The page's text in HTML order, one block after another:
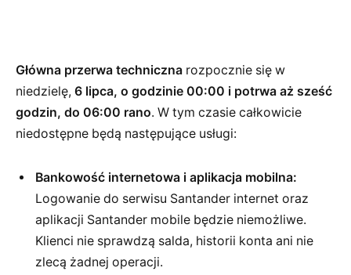
Główna przerwa techniczna rozpocznie się w
niedzielę, 6 lipca, o godzinie 00:00 i potrwa aż sześć
godzin, do 06:00 rano. W tym czasie całkowicie
niedostępne będą następujące usługi:
Bankowość internetowa i aplikacja mobilna:
Logowanie do serwisu Santander internet oraz
aplikacji Santander mobile będzie niemożliwe.
Klienci nie sprawdzą salda, historii konta ani nie
zlecą żadnej operacji.